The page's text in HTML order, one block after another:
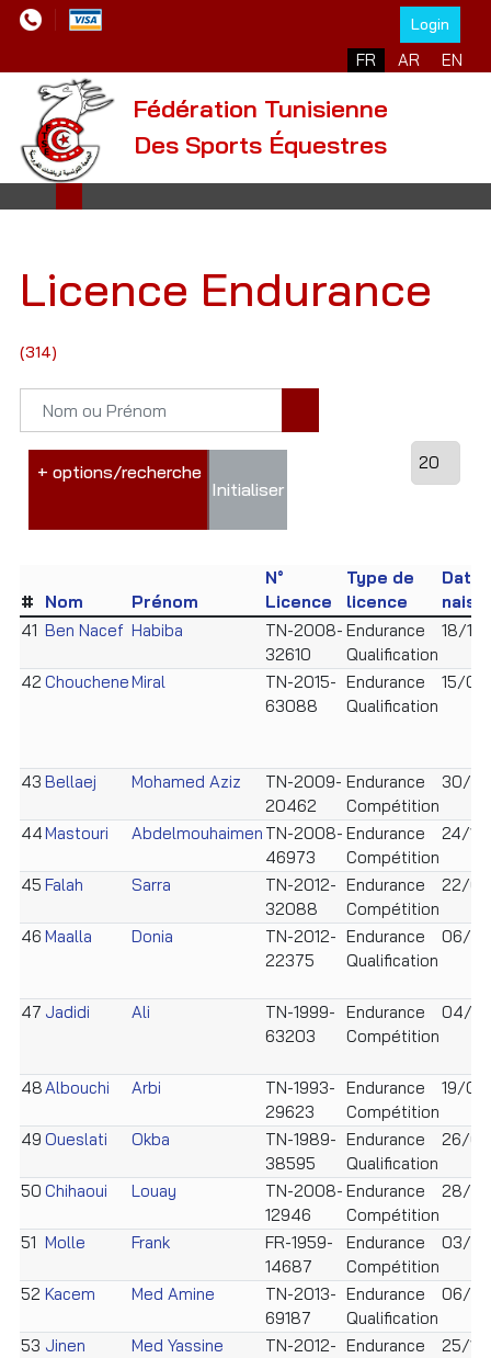
Login
FR AR EN
Fédération Tunisienne
Des Sports Équestres
Licence Endurance
(314)
+ options/recherche
Initialiser
# Nom Prénom
N°
Licence
Type de
licence
Date
41 Ben Nacef Habiba
TN-2008-
32610
Endurance
Qualification
18/
42 ChoucheneMiral
TN-2015-
63088
Endurance
Qualification
15/
43 Bellaej Mohamed Aziz
TN-2009-
20462
Endurance
Compétition
30/
44Mastouri Abdelmouhaimen TN-2008-
46973
Endurance
Compétition
24/
45 Falah Sarra
TN-2012-
32088
Endurance
Compétition
22/
46 Maalla Donia
TN-2012-
22375
Endurance
Qualification
06/
47 Jadidi Ali
TN-1999-
63203
Endurance
Compétition
04/
48Albouchi Arbi
TN-1993-
29623
Endurance
Compétition
19/
49 Oueslati Okba
TN-1989-
38595
Endurance
Qualification
26/
50 Chihaoui Louay
TN-2008-
12946
Endurance
Compétition
28/
51 Molle Frank
FR-1959-
14687
Endurance
Compétition
03/
52 Kacem Med Amine
TN-2013-
69187
Endurance
Qualification
06/
53 Jinen Med Yassine
TN-2012- Endurance
25/